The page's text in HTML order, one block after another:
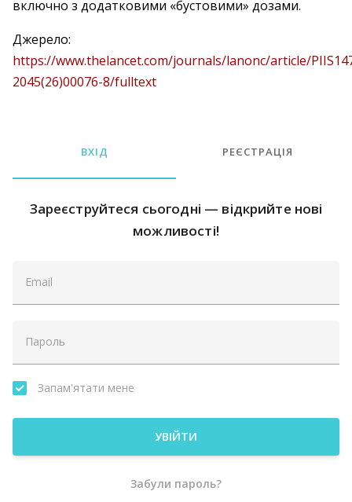
включно з додатковими «бустовими» дозами.
Джерело:
https://www.thelancet.com/journals/lanonc/article/
2045(26)00076-8/fulltext
ВХІД РЕЄСТРАЦІЯ
Зареєструйтеся сьогодні — відкрийте нові
можливості!
Запам'ятати мене
УВІЙТИ
Забули пароль?